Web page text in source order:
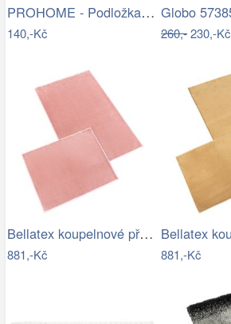
PROHOME - Podložka do vany 66x35cm
140,-Kč 260,-230,-Kč
Bellatex koupelnové předložky BANYGOLD…
881,-Kč 881,-Kč